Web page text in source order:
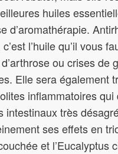
huiles
d’aromathérapie.
l’huile qu’il vous
ou crises de
Elle sera également
inflammatoires qui
intestinaux très
ses effets en
et l’Eucalyptus